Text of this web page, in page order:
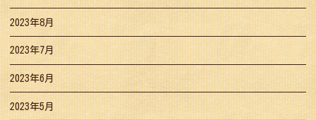
2023年8月
2023年7月
2023年6月
2023年5月